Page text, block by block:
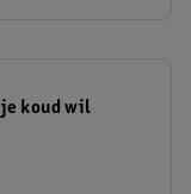
koud wil